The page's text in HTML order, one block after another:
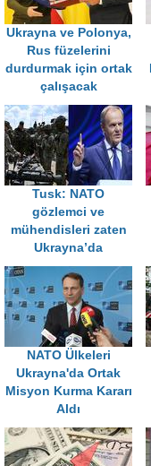
Ukrayna ve Polonya,
Rus füzelerini
durdurmak için ortak
çalışacak
Tusk: NATO
gözlemci ve
mühendisleri zaten
Ukrayna’da
NATO Ülkeleri
Ukrayna'da Ortak
Misyon Kurma Kararı
Aldı